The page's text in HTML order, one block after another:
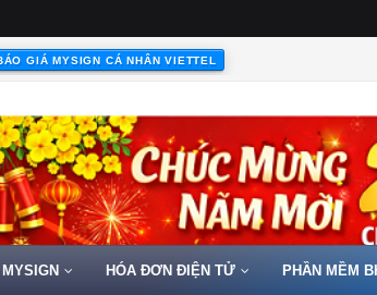
GIÁ MYSIGN CÁ NHÂN VIETTEL
HÓA ĐƠN ĐIỆN TỬ PHẦN MỀM